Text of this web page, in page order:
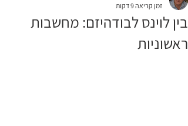
בין לוינס לבודהיזם: מחשבות
ראשוניות
זמן קריאה 9 דקות